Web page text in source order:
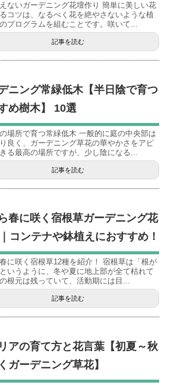
ないガーデニング花壇作り 簡単に美しい花
コツは、なるべく花を絶やさないような植
プログラムを組むことです。咲いて...
記事を読む
ニング常緑低木【半日陰で育つ
め樹木】 10選
場所で育つ常緑低木 一般的に庭の中央部は
良く、ガーデニング草花の華やかさをアピ
る最高の場所ですが、少し陰になる...
記事を読む
春に咲く宿根草ガーデニング花
コンテナや鉢植えにおすすめ！
に咲く宿根草12種を紹介！ 宿根草は「根が
いうように、冬や夏に地上部が全て枯れて
根元は残っていて、活動期には目...
記事を読む
アの育て方と花言葉【初夏～秋
ガーデニング草花】